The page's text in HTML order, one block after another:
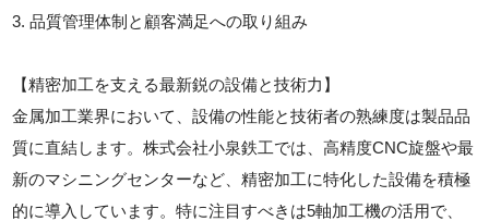
3. 品質管理体制と顧客満足への取り組み
【精密加工を支える最新鋭の設備と技術力】
金属加工業界において、設備の性能と技術者の熟練度は製品品
質に直結します。株式会社小泉鉄工では、高精度CNC旋盤や最
新のマシニングセンターなど、精密加工に特化した設備を積極
的に導入しています。特に注目すべきは5軸加工機の活用で、